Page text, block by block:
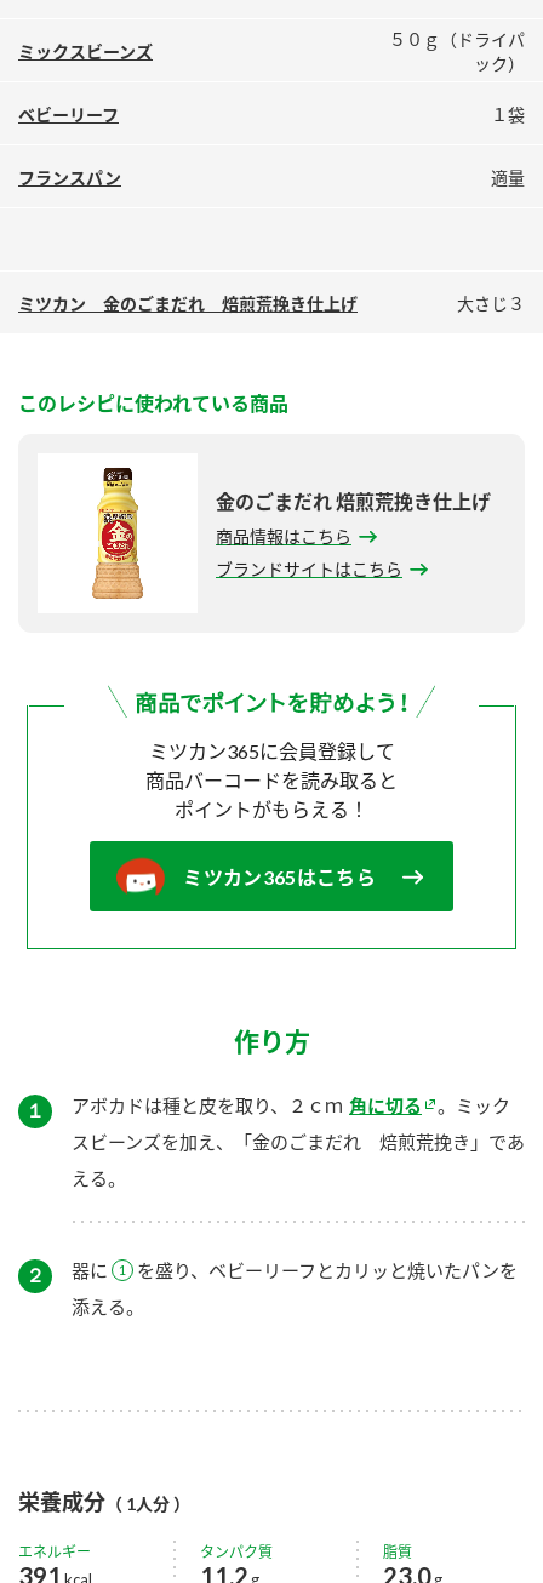
ロングセラー商品 ＋ おすすめレシピ
ミックスビーンズ
５０ｇ（ドライパ
ック）
ベビーリーフ １袋
フランスパン 適量
ミツカン 金のごまだれ 焙煎荒挽き仕上げ 大さじ３
このレシピに使われている商品
金のごまだれ 焙煎荒挽き仕上げ
商品情報はこちら
ブランドサイトはこちら
ミツカン365に会員登録して
商品バーコードを読み取ると
ポイントがもらえる！
ミツカン365はこちら
作り方
１ アボカドは種と皮を取り、２ｃｍ 角に切る
。ミック
スビーンズを加え、「金のごまだれ 焙煎荒挽き」であ
える。
２ 器に
を盛り、ベビーリーフとカリッと焼いたパンを
添える。
栄養成分 （ 1人分 ）
エネルギー
391
タンパク質
11.2
脂質
23.0